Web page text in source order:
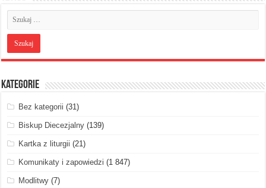
Kategorie
Bez kategorii (31)
Biskup Diecezjalny (139)
Kartka z liturgii (21)
Komunikaty i zapowiedzi (1 847)
Modlitwy (7)